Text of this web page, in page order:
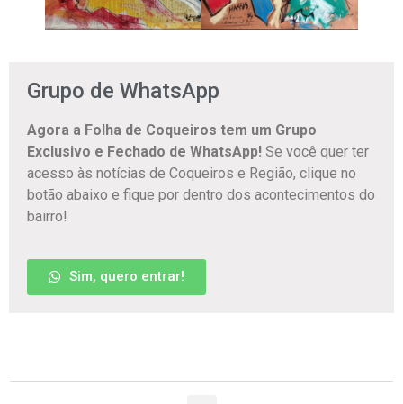
Grupo de WhatsApp
Agora a Folha de Coqueiros tem um Grupo
Exclusivo e Fechado de WhatsApp! Se você quer ter
acesso às notícias de Coqueiros e Região, clique no
botão abaixo e fique por dentro dos acontecimentos do
bairro!
Sim, quero entrar!